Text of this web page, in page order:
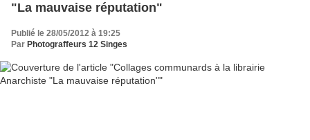
"La mauvaise réputation"
Publié le 28/05/2012 à 19:25
Par Photograffeurs 12 Singes